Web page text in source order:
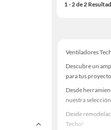
1 - 2 de 2
Ventiladores
Descubre un
para tus
Desde
nuestra
Desde
Techo!